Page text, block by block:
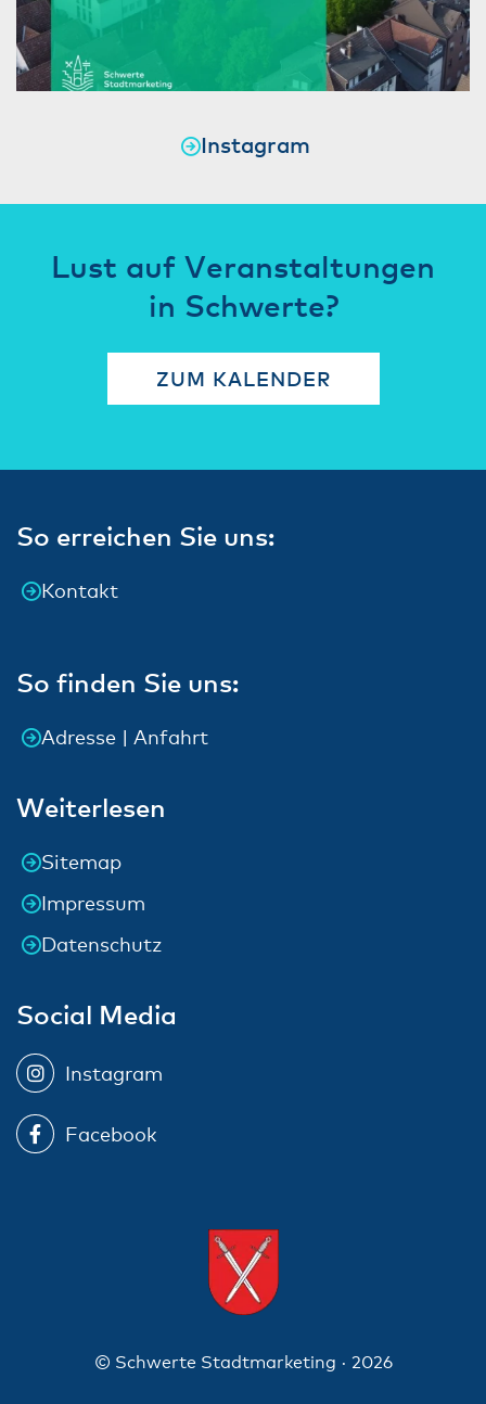
Instagram
Lust auf Veranstaltungen
in Schwerte?
ZUM KALENDER
So erreichen Sie uns:
Kontakt
So finden Sie uns:
Adresse | Anfahrt
Weiterlesen
Sitemap
Impressum
Datenschutz
Social Media
Instagram
Facebook
© Schwerte Stadtmarketing · 2026